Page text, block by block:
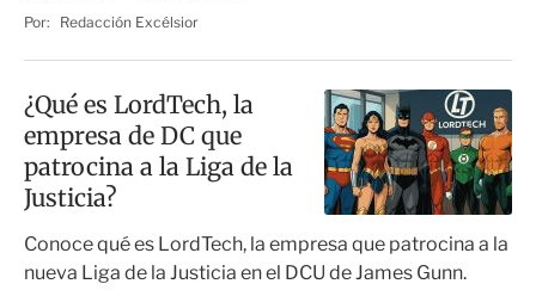
Por:
Redacción Excélsior
¿Qué es LordTech, la
empresa de DC que
patrocina a la Liga de la
Justicia?
Conoce qué es LordTech, la empresa que patrocina a la
nueva Liga de la Justicia en el DCU de James Gunn.